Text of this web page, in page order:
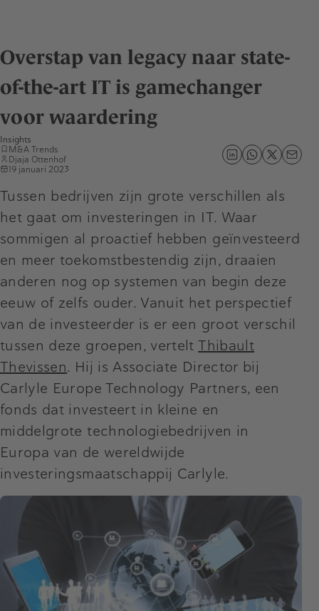
Overstap van legacy naar state-
of-the-art IT is gamechanger
voor waardering
Insights
M&A Trends
Djaja Ottenhof
19 januari 2023
Tussen bedrijven zijn grote verschillen als
het gaat om investeringen in IT. Waar
sommigen al proactief hebben geïnvesteerd
en meer toekomstbestendig zijn, draaien
anderen nog op systemen van begin deze
eeuw of zelfs ouder. Vanuit het perspectief
van de investeerder is er een groot verschil
tussen deze groepen, verteltThibault
Thevissen. Hij is Associate Director bij
Carlyle Europe Technology Partners, een
fonds dat investeert in kleine en
middelgrote technologiebedrijven in
Europa van de wereldwijde
investeringsmaatschappij Carlyle.